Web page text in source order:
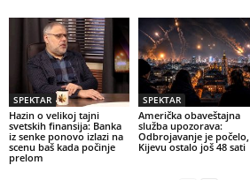
SPEKTAR
Hazin o velikoj tajni
svetskih finansija: Banka
iz senke ponovo izlazi na
scenu baš kada počinje
prelom
SPEKTAR
Američka obaveštajna
služba upozorava:
Odbrojavanje je počelo,
Kijevu ostalo još 48 sati